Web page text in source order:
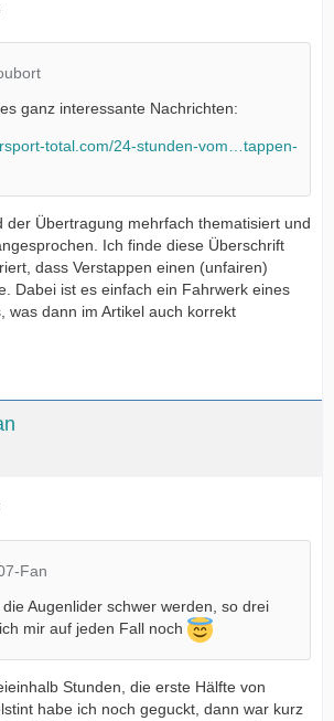
ganz interessante Nachrichten:
total.com/24-stunden-vom…tappen-
der Übertragung mehrfach thematisiert und
Ich finde diese Überschrift
dass Verstappen einen (unfairen)
Dabei ist es einfach ein Fahrwerk eines
was dann im Artikel auch korrekt
Fan
Augenlider schwer werden, so drei
mir auf jeden Fall noch
Stunden, die erste Hälfte von
habe ich noch geguckt, dann war kurz